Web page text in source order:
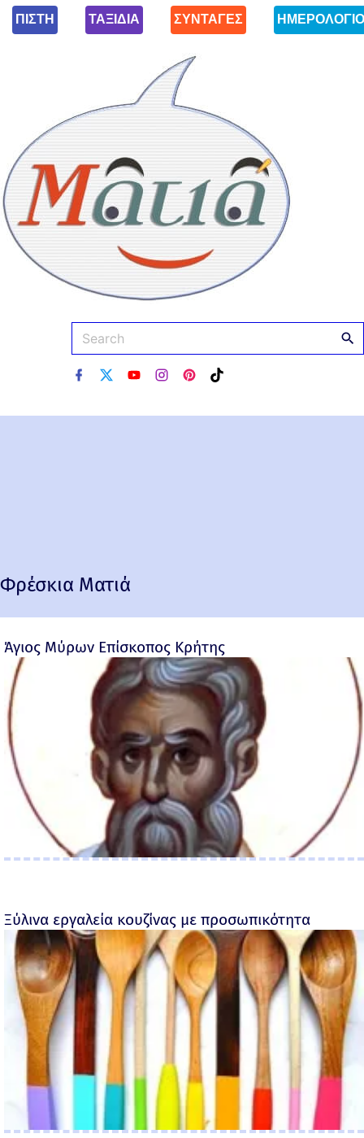
ΠΙΣΤΗ ΤΑΞΙΔΙΑ ΣΥΝΤΑΓΕΣ ΗΜΕΡΟΛΟΓΙΟ
Φρέσκια Ματιά
Άγιος Μύρων Επίσκοπος Κρήτης
Ξύλινα εργαλεία κουζίνας με προσωπικότητα